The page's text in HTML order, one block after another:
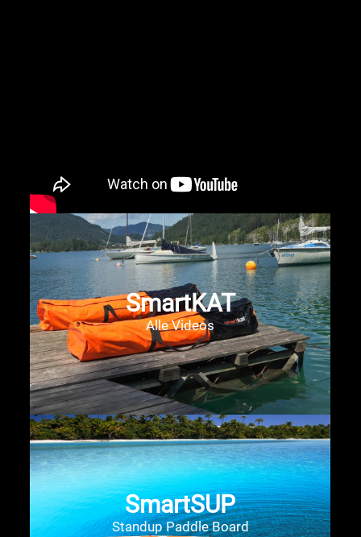
SmartKAT
Alle Videos
SmartSUP
Standup Paddle Board